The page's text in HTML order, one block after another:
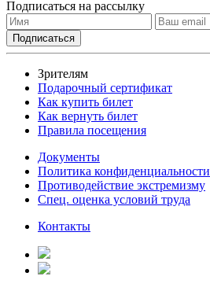
Подписаться на рассылку
Зрителям
Подарочный сертификат
Как купить билет
Как вернуть билет
Правила посещения
Документы
Политика конфиденциальности
Противодействие экстремизму
Спец. оценка условий труда
Контакты